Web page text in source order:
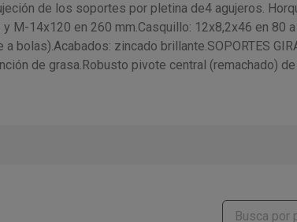
de los soportes por pletina de4 agujeros.
14x120 en 260 mm.Casquillo: 12x8,2x46 en 80
bolas).Acabados: zincado brillante.SOPORTES
de grasa.Robusto pivote central (remachado)